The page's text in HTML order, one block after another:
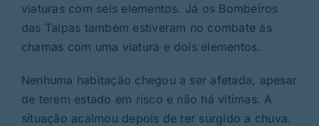
viaturas com seis elementos. Já os Bombeiros
das Taipas também estiveram no combate às
chamas com uma viatura e dois elementos.
Nenhuma habitação chegou a ser afetada, apesar
de terem estado em risco e não há vítimas. A
situação acalmou depois de ter surgido a chuva.